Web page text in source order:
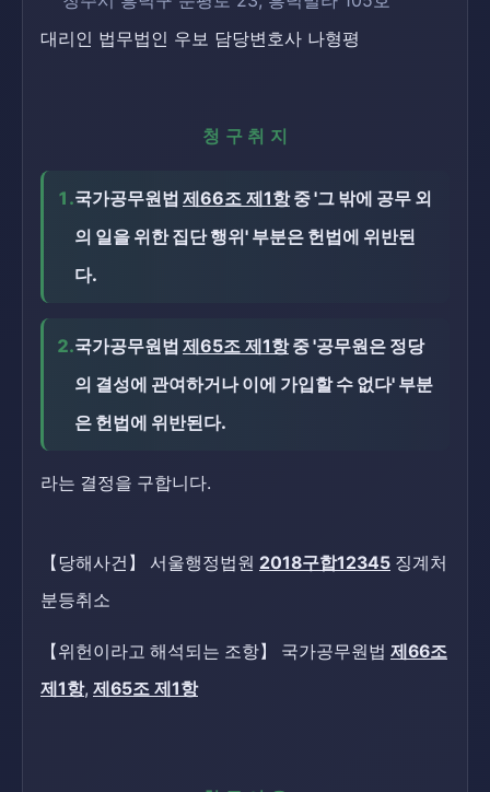
대리인 법무법인 우보 담당변호사 나형평
청구취지
1.국가공무원법 제66조 제1항중 '그 밖에 공무 외
의 일을 위한 집단 행위' 부분은 헌법에 위반된
다.
2.국가공무원법 제65조 제1항중 '공무원은 정당
의 결성에 관여하거나 이에 가입할 수 없다' 부분
은 헌법에 위반된다.
라는 결정을 구합니다.
【당해사건】 서울행정법원 2018구합12345 징계처
분등취소
【위헌이라고 해석되는 조항】 국가공무원법 제66조
제1항, 제65조 제1항